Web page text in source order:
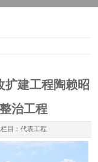
扩建工程陶赖昭
治工程
目： 代表工程